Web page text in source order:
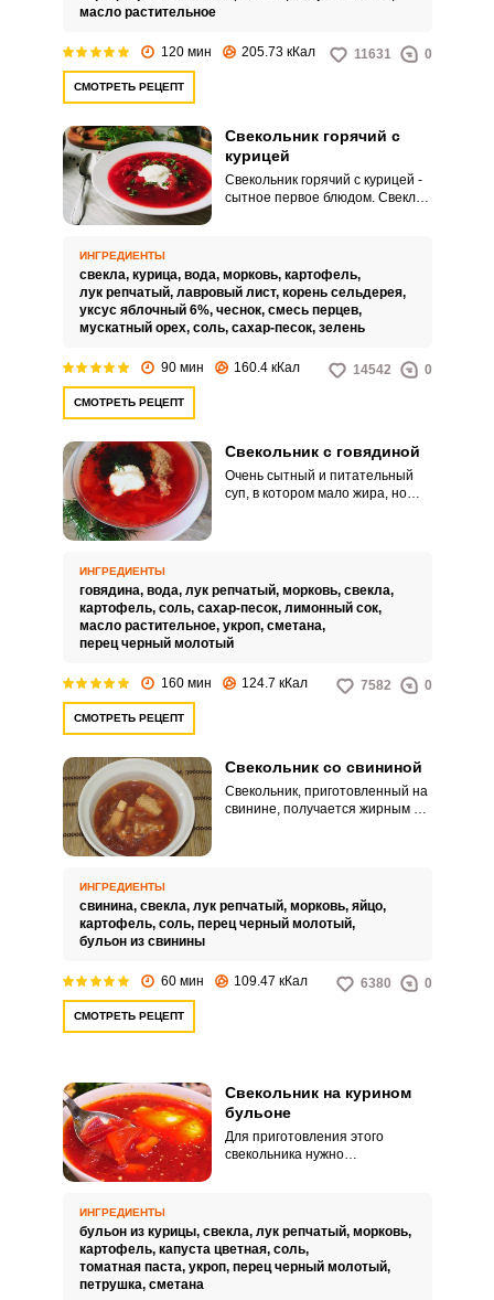
масло растительное
120 мин 205.73 кКал 11631 0
СМОТРЕТЬ РЕЦЕПТ
Свекольник горячий с
курицей
Свекольник горячий с курицей -
сытное первое блюдом. Свекла
ИНГРЕДИЕНТЫ
свекла, курица, вода, морковь, картофель,
лук репчатый, лавровый лист, корень сельдерея,
уксус яблочный 6%, чеснок, смесь перцев,
мускатный орех, соль, сахар-песок, зелень
90 мин 160.4 кКал 14542 0
СМОТРЕТЬ РЕЦЕПТ
Свекольник с говядиной
Очень сытный и питательный
суп, в котором мало жира, но
ИНГРЕДИЕНТЫ
говядина, вода, лук репчатый, морковь, свекла,
картофель, соль, сахар-песок, лимонный сок,
масло растительное, укроп, сметана,
перец черный молотый
160 мин 124.7 кКал 7582 0
СМОТРЕТЬ РЕЦЕПТ
Свекольник со свининой
Свекольник, приготовленный на
свинине, получается жирным и
ИНГРЕДИЕНТЫ
свинина, свекла, лук репчатый, морковь, яйцо,
картофель, соль, перец черный молотый,
бульон из свинины
60 мин 109.47 кКал 6380 0
СМОТРЕТЬ РЕЦЕПТ
Свекольник на курином
бульоне
Для приготовления этого
свекольника нужно
снять с кости и добавить в суп
кусочками.
ИНГРЕДИЕНТЫ
бульон из курицы, свекла, лук репчатый, морковь,
картофель, капуста цветная, соль,
томатная паста, укроп, перец черный молотый,
петрушка, сметана